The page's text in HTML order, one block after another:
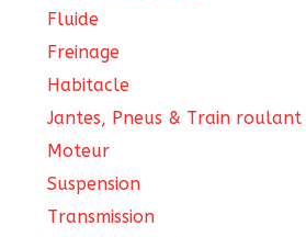
Fluide
Freinage
Habitacle
Jantes, Pneus & Train roulant
Moteur
Suspension
Transmission